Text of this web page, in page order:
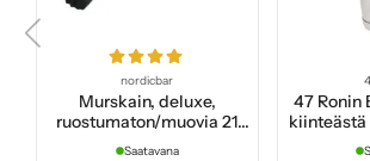
nordicbar
Murskain, deluxe,
ruostumaton/muovia 21
cm
Saatavana
47 Ronin